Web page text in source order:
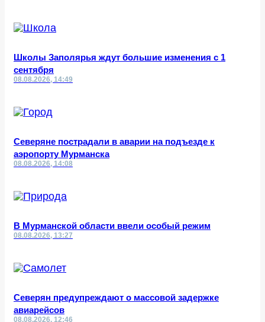
Школы Заполярья ждут большие изменения с 1
сентября
08.08.2026, 14:49
Северяне пострадали в аварии на подъезде к
аэропорту Мурманска
08.08.2026, 14:08
В Мурманской области ввели особый режим
08.08.2026, 13:27
Северян предупреждают о массовой задержке
авиарейсов
08.08.2026, 12:46